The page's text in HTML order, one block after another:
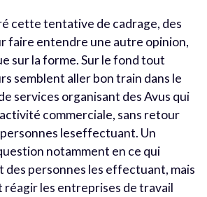
cette tentative de cadrage, des
faire entendre une autre opinion,
sur la forme. Sur le fond tout
semblent aller bon train dans le
services organisant des Avus qui
commerciale, sans retour
leseffectuant. Un
notamment en ce qui
des personnes les effectuant, mais
réagir les entreprises de travail